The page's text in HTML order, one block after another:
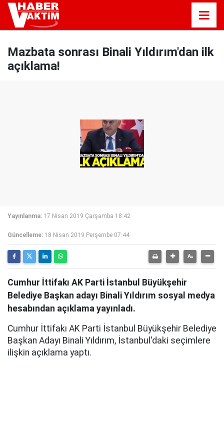
Mazbata sonrası Binali Yıldırım'dan ilk
açıklama!
Yayınlanma: 17 Nisan 2019 Çarşamba 18:42
Güncelleme: 18 Nisan 2019 Perşembe 07:44
Cumhur İttifakı AK Parti İstanbul Büyükşehir
Belediye Başkan adayı Binali Yıldırım sosyal medya
hesabından açıklama yayınladı.
Cumhur İttifakı AK Parti İstanbul Büyükşehir Belediye
Başkan Adayı Binali Yıldırım, İstanbul'daki seçimlere
ilişkin açıklama yaptı.